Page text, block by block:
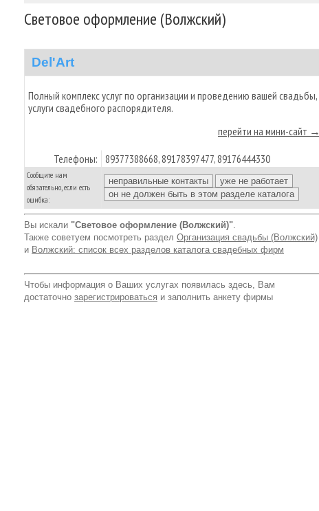
Световое оформление (Волжский)
Del'Art
Полный комплекс услуг по организации и проведению вашей свадьбы,
услуги свадебного распорядителя.
перейти на мини-сайт →
Телефоны: 89377388668, 89178397477, 89176444330
Сообщите нам
обязательно, если есть
ошибка:
Вы искали "Световое оформление (Волжский)".
Также советуем посмотреть раздел Организация свадьбы (Волжский)
и Волжский: список всех разделов каталога свадебных фирм
Чтобы информация о Ваших услугах появилась здесь, Вам
достаточно зарегистрироваться и заполнить анкету фирмы